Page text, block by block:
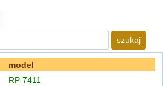
szukaj
model
RP 7411